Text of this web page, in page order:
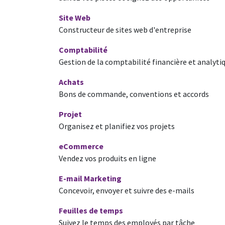
Site Web
Constructeur de sites web d'entreprise
Comptabilité
Gestion de la comptabilité financière et
Achats
Bons de commande, conventions et accords
Projet
Organisez et planifiez vos projets
eCommerce
Vendez vos produits en ligne
E-mail Marketing
Concevoir, envoyer et suivre des e-mails
Feuilles de temps
Suivez le temps des employés par tâche